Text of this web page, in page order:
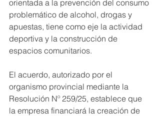
orientada a la prevención del consumo
problemático de alcohol, drogas y
apuestas, tiene como eje la actividad
deportiva y la construcción de
espacios comunitarios.
El acuerdo, autorizado por el
organismo provincial mediante la
Resolución Nº 259/25, establece que
la empresa financiará la creación de